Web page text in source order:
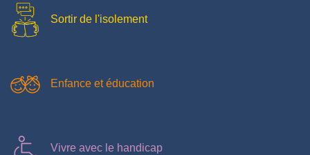
Sortir de l'isolement
Enfance et éducation
Vivre avec le handicap